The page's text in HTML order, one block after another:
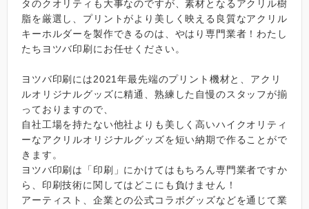
タのクオリティも大事なのですが、素材となるアクリル樹
脂を厳選し、プリントがより美しく映える良質なアクリル
キーホルダーを製作できるのは、やはり専門業者！わたし
たちヨツバ印刷にお任せください。
ヨツバ印刷には2021年最先端のプリント機材と、アクリ
ルオリジナルグッズに精通、熟練した自慢のスタッフが揃
っておりますので、
自社工場を持たない他社よりも美しく高いハイクオリティ
ーなアクリルオリジナルグッズを短い納期で作ることがで
きます。
ヨツバ印刷は「印刷」にかけてはもちろん専門業者ですか
ら、印刷技術に関してはどこにも負けません！
アーティスト、企業との公式コラボグッズなどを通じて業